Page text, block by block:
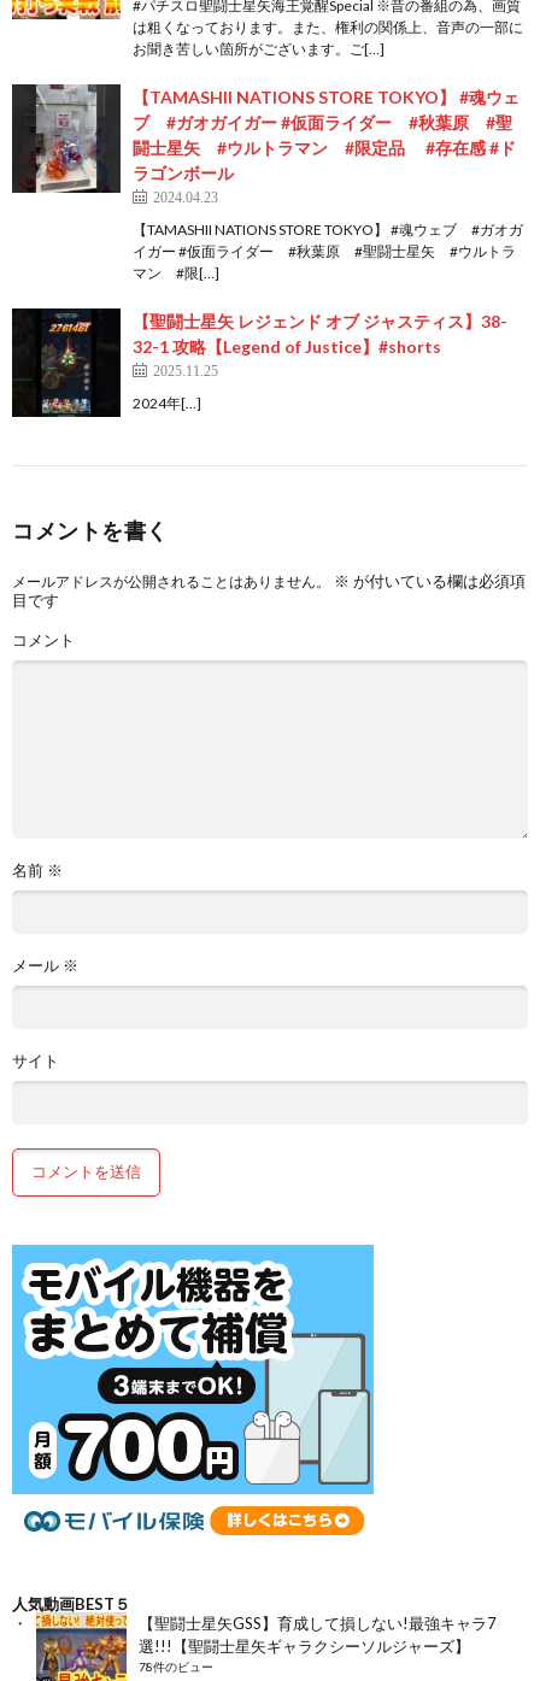
#パチスロ聖闘士星矢海王覚醒Special ※昔の番組の為、画質
は粗くなっております。また、権利の関係上、音声の一部に
お聞き苦しい箇所がございます。ご[…]
【TAMASHII NATIONS STORE TOKYO】 #魂ウェ
ブ #ガオガイガー #仮面ライダー #秋葉原 #聖
闘士星矢 #ウルトラマン #限定品 #存在感 #ド
ラゴンボール
2024.04.23
【TAMASHII NATIONS STORE TOKYO】 #魂ウェブ #ガオガ
イガー #仮面ライダー #秋葉原 #聖闘士星矢 #ウルトラ
マン #限[…]
【聖闘士星矢 レジェンド オブ ジャスティス】38-
32-1 攻略【Legend of Justice】#shorts
2025.11.25
2024年[…]
コメントを書く
メールアドレスが公開されることはありません。 ※ が付いている欄は必須項
目です
コメント
名前 ※
メール ※
サイト
人気動画BEST５
【聖闘士星矢GSS】育成して損しない!最強キャラ7
選!!!【聖闘士星矢ギャラクシーソルジャーズ】
78件のビュー